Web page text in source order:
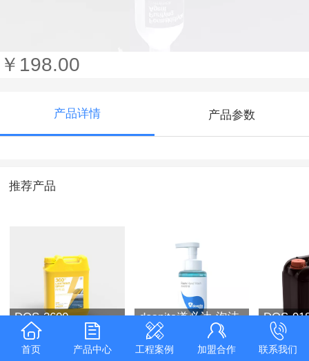
￥198.00
产品详情 产品参数
推荐产品
DOS-3600
dospita道必达-泡沫
洗手液
DOS-
首页 产品中心 工程案例 加盟合作 联系我们